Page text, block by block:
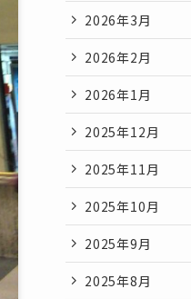
2026年3月
2026年2月
2026年1月
2025年12月
2025年11月
2025年10月
2025年9月
2025年8月